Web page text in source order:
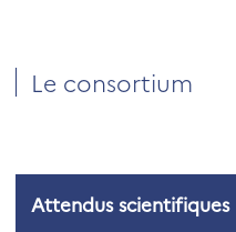
Le consortium
Attendus scientifiques